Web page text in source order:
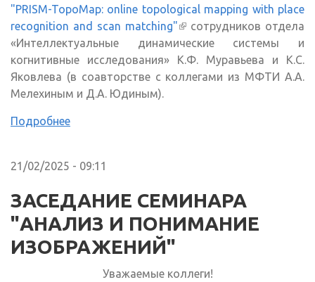
"PRISM-TopoMap: online topological mapping with place
recognition and scan matching"(внешняя ссылка)
сотрудников отдела
«Интеллектуальные динамические системы и
когнитивные исследования» К.Ф. Муравьева и К.С.
Яковлева (в соавторстве с коллегами из МФТИ А.А.
Мелехиным и Д.А. Юдиным).
Подробнее
21/02/2025 - 09:11
ЗАСЕДАНИЕ СЕМИНАРА
"АНАЛИЗ И ПОНИМАНИЕ
ИЗОБРАЖЕНИЙ"
Уважаемые коллеги!